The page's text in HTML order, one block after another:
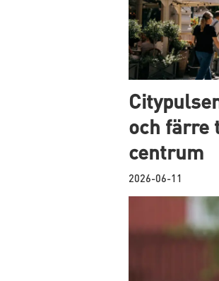
och färre
centrum
2026-06-11